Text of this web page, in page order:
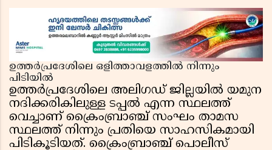
ഉത്തർപ്രദേശിലെ ഒളിത്താവളത്തിൽ നിന്നും
പിടിയിൽ
ഉത്തർപ്രദേശിലെ അലിഗഡ് ജില്ലയിൽ യമുന
നദിക്കരികിലുള്ള ടപ്പൽ എന്ന സ്ഥലത്ത്
വെച്ചാണ് ക്രൈംബ്രാഞ്ച് സംഘം താമസ
സ്ഥലത്ത് നിന്നും പ്രതിയെ സാഹസികമായി
പിടികൂടിയത്. ക്രൈംബ്രാഞ്ച് പൊലീസ്